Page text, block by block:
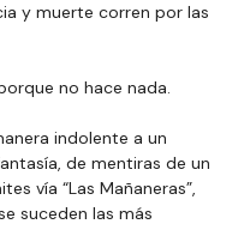
y muerte corren por las
no hace nada.
indolente a un
de mentiras de un
vía “Las Mañaneras”,
suceden las más